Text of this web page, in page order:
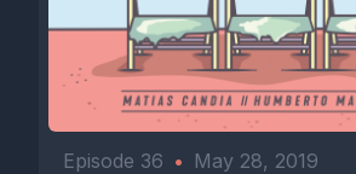
Episode 36 • May 28, 2019